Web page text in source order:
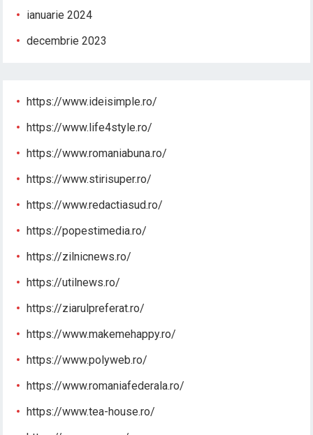
ianuarie 2024
decembrie 2023
https://www.ideisimple.ro/
https://www.life4style.ro/
https://www.romaniabuna.ro/
https://www.stirisuper.ro/
https://www.redactiasud.ro/
https://popestimedia.ro/
https://zilnicnews.ro/
https://utilnews.ro/
https://ziarulpreferat.ro/
https://www.makemehappy.ro/
https://www.polyweb.ro/
https://www.romaniafederala.ro/
https://www.tea-house.ro/